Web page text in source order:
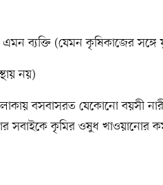
ব্যক্তি (যেমন কৃষিকাজের সঙ্গে
নয়)
বসবাসরত যেকোনো বয়সী
কৃমির ওষুধ খাওয়ানোর